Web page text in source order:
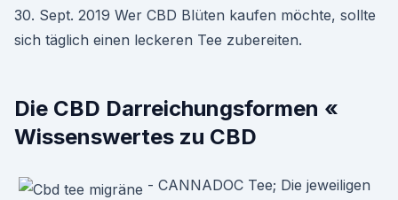
30. Sept. 2019 Wer CBD Blüten kaufen möchte, sollte
sich täglich einen leckeren Tee zubereiten.
Die CBD Darreichungsformen «
Wissenswertes zu CBD
- CANNADOC Tee; Die jeweiligen